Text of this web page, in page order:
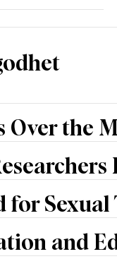
Over the
for Sexual
and